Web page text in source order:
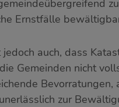
Ernstfälle
auch, dass
Gemeinden nicht
zur